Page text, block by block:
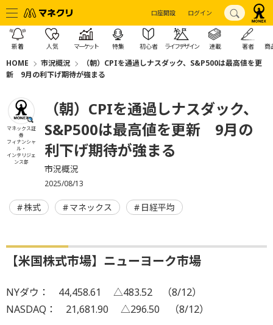
口座開設 ログイン
新着 人気 マーケット 特集 初心者 ライフデザイン 連載 著者 商
HOME 市況概況
（朝）CPIを通過しナスダック、S&P500は最高値を更
新 9月の利下げ期待が強まる
マネックス証
券
フィナンシャ
ル・
インテリジェ
ンス部
（朝）CPIを通過しナスダック、
S&P500は最高値を更新 9月の
利下げ期待が強まる
市況概況
2025/08/13
株式 マネックス 日経平均
【米国株式市場】ニューヨーク市場
NYダウ： 44,458.61 △483.52 （8/12）
NASDAQ： 21,681.90 △296.50 （8/12）